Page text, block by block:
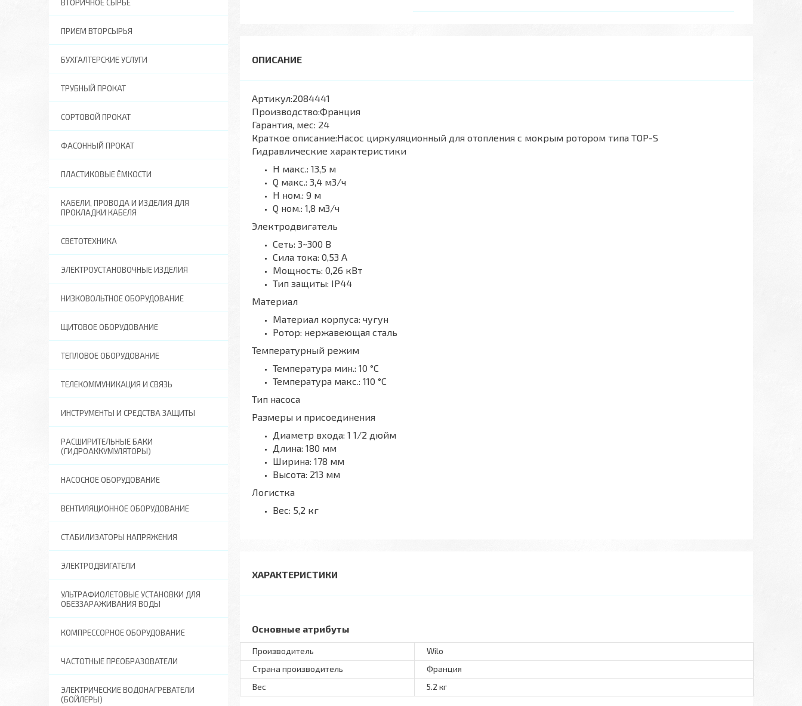
Артикул:2084441
Производство:Франция
Гарантия, мес: 24
Краткое описание:Насос циркуляционный для отопления с мокрым ротором типа TOP-S
Гидравлические характеристики
H макс.: 13,5 м
Q макс.: 3,4 м3/ч
H ном.: 9 м
Q ном.: 1,8 м3/ч
Электродвигатель
Сеть: 3~300 В
Сила тока: 0,53 А
Мощность: 0,26 кВт
Тип защиты: IP44
Материал
Материал корпуса: чугун
Ротор: нержавеющая сталь
Температурный режим
Температура мин.: 10 °С
Температура макс.: 110 °С
Тип насоса
Размеры и присоединения
Диаметр входа: 1 1/2 дюйм
Длина: 180 мм
Ширина: 178 мм
Высота: 213 мм
Логистка
Вес: 5,2 кг
ХАРАКТЕРИСТИКИ
Основные атрибуты
Производитель
Wilo
Страна производитель
Франция
Вес
5.2 кг
ВТОРИЧНОЕ СЫРЬЕ
ПРИЕМ ВТОРСЫРЬЯ
БУХГАЛТЕРСКИЕ УСЛУГИ
ТРУБНЫЙ ПРОКАТ
СОРТОВОЙ ПРОКАТ
ФАСОННЫЙ ПРОКАТ
ПЛАСТИКОВЫЕ ЁМКОСТИ
КАБЕЛИ, ПРОВОДА И ИЗДЕЛИЯ ДЛЯ
ПРОКЛАДКИ КАБЕЛЯ
СВЕТОТЕХНИКА
ЭЛЕКТРОУСТАНОВОЧНЫЕ ИЗДЕЛИЯ
НИЗКОВОЛЬТНОЕ ОБОРУДОВАНИЕ
ЩИТОВОЕ ОБОРУДОВАНИЕ
ТЕПЛОВОЕ ОБОРУДОВАНИЕ
ТЕЛЕКОММУНИКАЦИЯ И СВЯЗЬ
ИНСТРУМЕНТЫ И СРЕДСТВА ЗАЩИТЫ
РАСШИРИТЕЛЬНЫЕ БАКИ
(ГИДРОАККУМУЛЯТОРЫ)
НАСОСНОЕ ОБОРУДОВАНИЕ
ВЕНТИЛЯЦИОННОЕ ОБОРУДОВАНИЕ
СТАБИЛИЗАТОРЫ НАПРЯЖЕНИЯ
ЭЛЕКТРОДВИГАТЕЛИ
УЛЬТРАФИОЛЕТОВЫЕ УСТАНОВКИ ДЛЯ
ОБЕЗЗАРАЖИВАНИЯ ВОДЫ
КОМПРЕССОРНОЕ ОБОРУДОВАНИЕ
ЧАСТОТНЫЕ ПРЕОБРАЗОВАТЕЛИ
ЭЛЕКТРИЧЕСКИЕ ВОДОНАГРЕВАТЕЛИ
(БОЙЛЕРЫ)